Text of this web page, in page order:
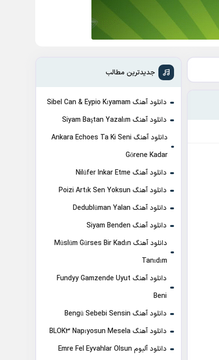
جدیدترین مطالب
دانلود آهنگ Sibel Can & Eypio Kıyamam
دانلود آهنگ Siyam Baştan Yazalım
دانلود آهنگ Ankara Echoes Ta Ki Seni
Görene Kadar
دانلود آهنگ Nilüfer Inkar Etme
دانلود آهنگ Poizi Artık Sen Yoksun
دانلود آهنگ Dedublüman Yalan
دانلود آهنگ Siyam Benden
دانلود آهنگ Müslüm Gürses Bir Kadın
Tanıdım
دانلود آهنگ Fundyy Gamzende Uyut
Beni
دانلود آهنگ Bengü Sebebi Sensin
دانلود آهنگ BLOK3 Napıyosun Mesela
دانلود آلبوم Emre Fel Eyvahlar Olsun